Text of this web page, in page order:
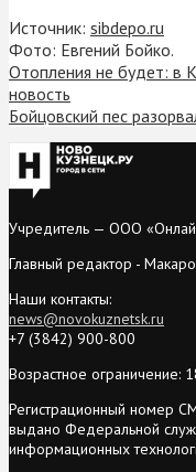
Источник: sibdepo.ru
Фото: Евгений Бойко.
Отопления не будет: в
новость
Бойцовский пес
Учредитель — ООО
Главный редактор -
Наши контакты:
news@novokuznetsk.ru
+7 (3842) 900-800
Возрастное ограничение:
Регистрационный номер
выдано Федеральной
информационных